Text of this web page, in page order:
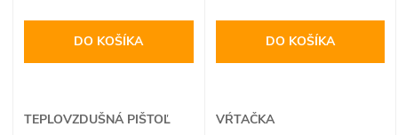
DO KOŠÍKA
TEPLOVZDUŠNÁ PIŠTOĽ
DO KOŠÍKA
VŔTAČKA